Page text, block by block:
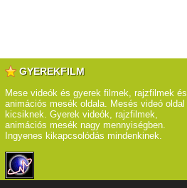
GYEREKFILM
Mese videók és gyerek filmek, rajzfilmek és
animációs mesék oldala. Mesés videó oldal
kicsiknek. Gyerek videók, rajzfilmek,
animációs mesék nagy mennyiségben.
Ingyenes kikapcsolódás mindenkinek.